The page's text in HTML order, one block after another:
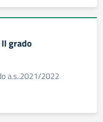
grado
a.s..2021/2022